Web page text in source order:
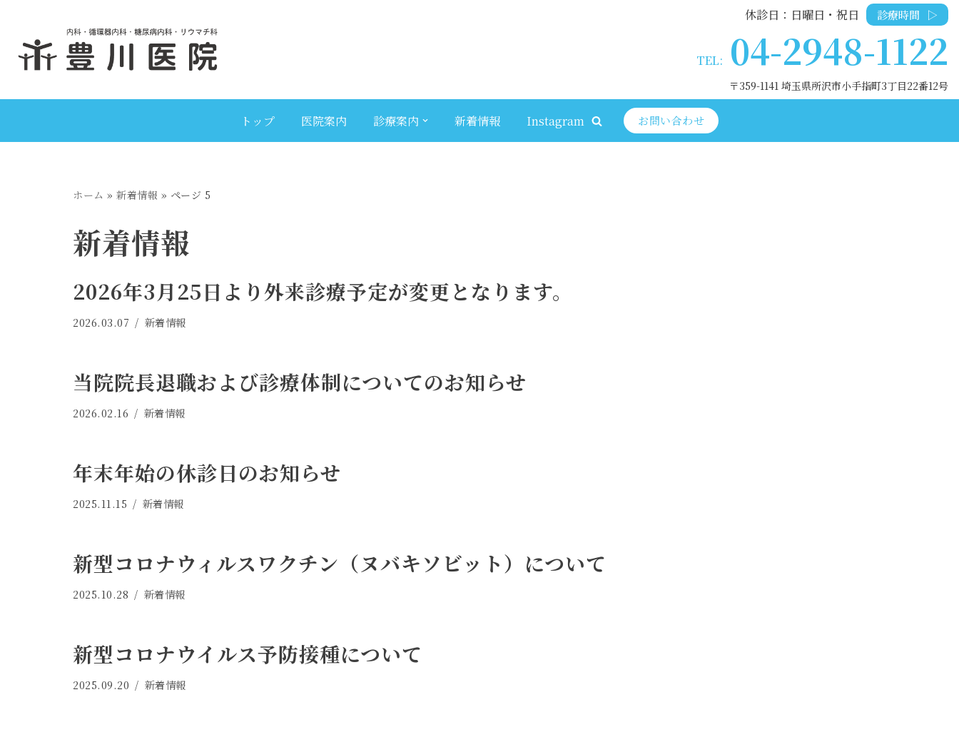
ン
ン
へ
休診日：日曜日・祝日 診療時間 ▷
TEL: 04-2948-1122
〒359-1141 埼玉県所沢市小手指町3丁目22番12号
トップ 医院案内 診療案内 新着情報 Instagram お問い合わせ
ホーム » 新着情報 » ページ 5
新着情報
2026年3月25日より外来診療予定が変更となります。
2026.03.07 新着情報
当院院長退職および診療体制についてのお知らせ
2026.02.16 新着情報
年末年始の休診日のお知らせ
2025.11.15 新着情報
新型コロナウィルスワクチン（ヌバキソビット）について
2025.10.28 新着情報
新型コロナウイルス予防接種について
2025.09.20 新着情報